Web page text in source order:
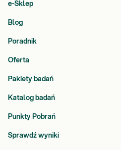
e-Sklep
Blog
Poradnik
Oferta
Pakiety badań
Katalog badań
Punkty Pobrań
Sprawdź wyniki